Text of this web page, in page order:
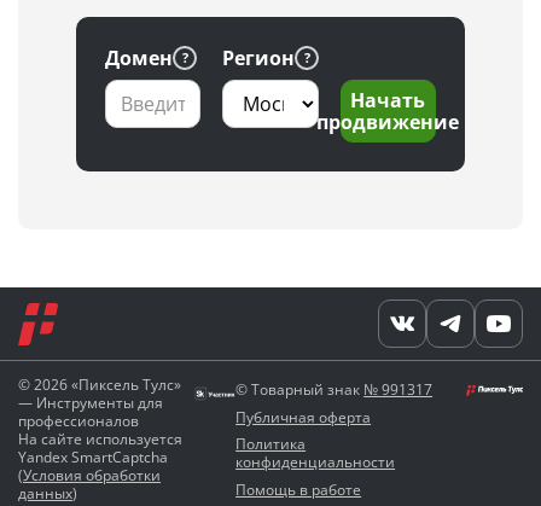
Домен
Регион
Начать
продвижение
© 2026 «Пиксель Тулс»
— Инструменты для
профессионалов
На сайте используется
Yandex SmartCaptcha
(Условия обработки
данных)
© Товарный знак № 991317
Публичная оферта
Политика
конфиденциальности
Помощь в работе